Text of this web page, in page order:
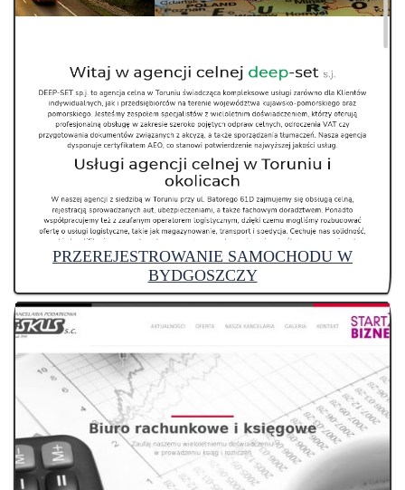
PRZEREJESTROWANIE SAMOCHODU W
BYDGOSZCZY